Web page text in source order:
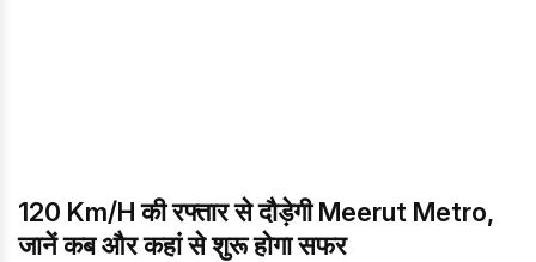
120 Km/h की रफ्तार से दौड़ेगी Meerut Metro,
जानें कब और कहां से शुरू होगा सफर